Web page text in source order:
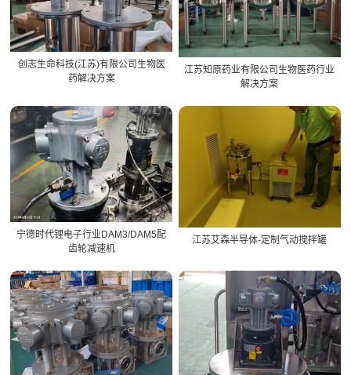
创志生命科技(江苏)有限公司生物医
药解决方案
江苏知原药业有限公司生物医药行业
解决方案
宁德时代锂电子行业DAM3/DAM5配
齿轮减速机
江苏艾森半导体-定制气动搅拌罐